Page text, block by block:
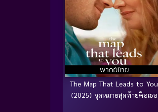
พากย์ไทย
The Map That Leads to You
(2025) จุดหมายสุดท้ายคือเธอ